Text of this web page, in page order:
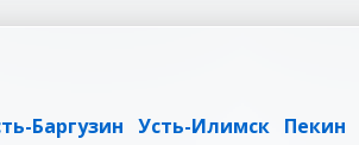
Баргузин Усть-Илимск Пекин